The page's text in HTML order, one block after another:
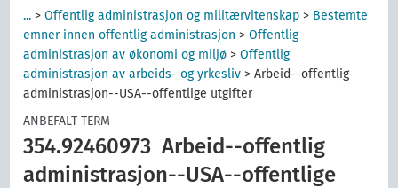
... >Offentlig administrasjon og militærvitenskap > Bestemte
emner innen offentlig administrasjon >Offentlig
administrasjon av økonomi og miljø >Offentlig
administrasjon av arbeids- og yrkesliv >Arbeid--offentlig
administrasjon--USA--offentlige utgifter
ANBEFALT TERM
354.92460973 Arbeid--offentlig
administrasjon--USA--offentlige